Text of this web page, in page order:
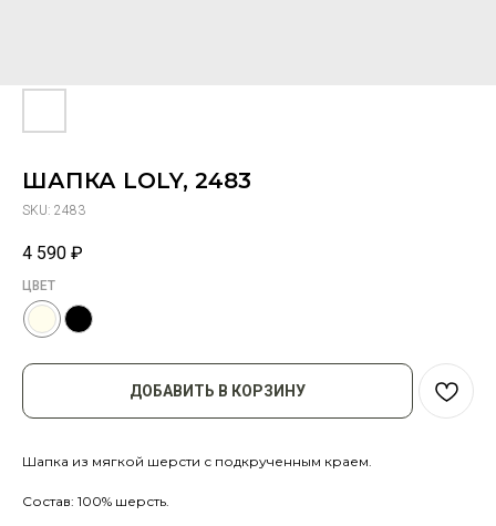
ШАПКА LOLY, 2483
SKU: 2483
4 590 ₽
ЦВЕТ
ДОБАВИТЬ В КОРЗИНУ
Шапка из мягкой шерсти с подкрученным краем.
Состав: 100% шерсть.